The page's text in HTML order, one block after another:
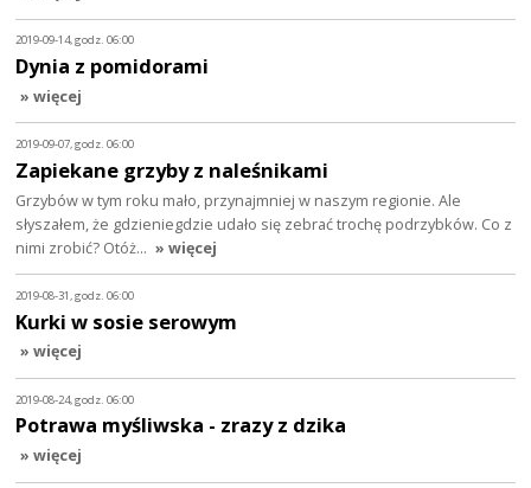
2019-09-14, godz. 06:00
Dynia z pomidorami
» więcej
2019-09-07, godz. 06:00
Zapiekane grzyby z naleśnikami
Grzybów w tym roku mało, przynajmniej w naszym regionie. Ale
słyszałem, że gdzieniegdzie udało się zebrać trochę podrzybków. Co z
nimi zrobić? Otóż… » więcej
2019-08-31, godz. 06:00
Kurki w sosie serowym
» więcej
2019-08-24, godz. 06:00
Potrawa myśliwska - zrazy z dzika
» więcej